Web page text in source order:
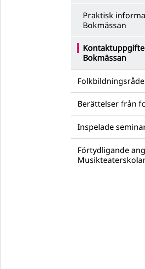
Praktisk
Bokmässan
Bokmässan
Berättelser från
Inspelade
Förtydligande